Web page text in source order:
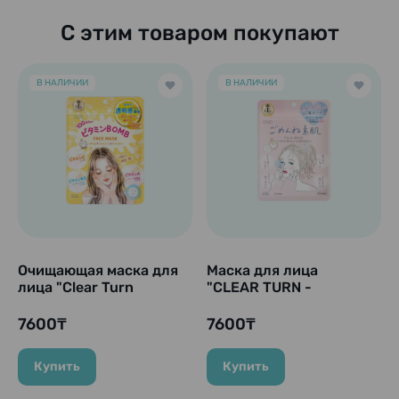
С этим товаром покупают
В НАЛИЧИИ
Очищающая маска для
лица "Clear Turn
7600₸
Купить
В НАЛИЧИИ
Маска для лица
"CLEAR TURN -
для интенсивного
восстановления, 7 шт.
7600₸
Купить